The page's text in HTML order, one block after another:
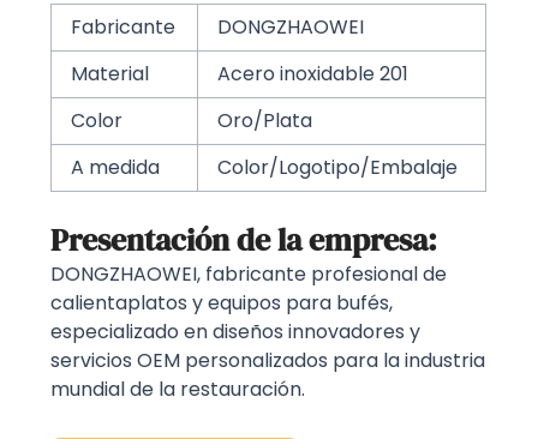
Fabricante
DONGZHAOWEI
Material
Acero inoxidable 201
Color
Oro/Plata
A medida
Color/Logotipo/Embalaje
Presentación de la empresa:
DONGZHAOWEI, fabricante profesional de
calientaplatos y equipos para bufés,
especializado en diseños innovadores y
servicios OEM personalizados para la industria
mundial de la restauración.